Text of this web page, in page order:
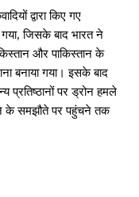
द्वारा किए गए
जिसके बाद भारत ने
और पाकिस्तान के
बनाया गया। इसके बाद
प्रतिष्ठानों पर ड्रोन हमले
के समझौते पर पहुंचने तक